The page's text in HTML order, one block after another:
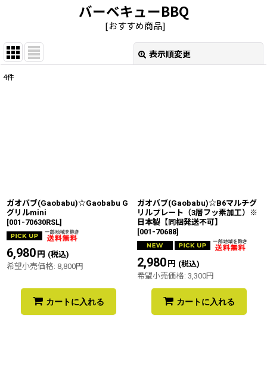
バーベキューBBQ
[おすすめ商品]
表示順変更
4件
ガオバブ(Gaobabu)☆Gaobabu G
グリルmini
[001-70630RSL]
6,980円 (税込)
希望小売価格: 8,800円
カートに入れる
ガオバブ(Gaobabu)☆B6マルチグ
リルプレート（3層フッ素加工）※
日本製【同梱発送不可】
[001-70688]
2,980円 (税込)
希望小売価格: 3,300円
カートに入れる